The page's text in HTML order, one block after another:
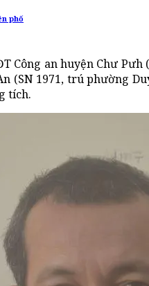
phố
Công an huyện Chư
(SN 1971, trú phường
tích.